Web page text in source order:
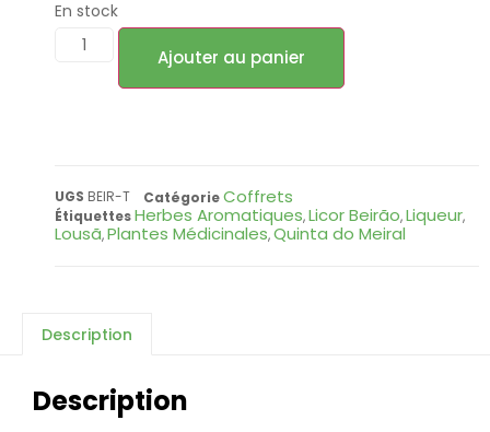
En stock
Ajouter au panier
UGS BEIR-T CatégorieCoffrets
ÉtiquettesHerbes Aromatiques,Licor Beirão,Liqueur,
Lousã,Plantes Médicinales,Quinta do Meiral
Description
Description